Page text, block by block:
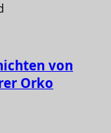
von
Orko